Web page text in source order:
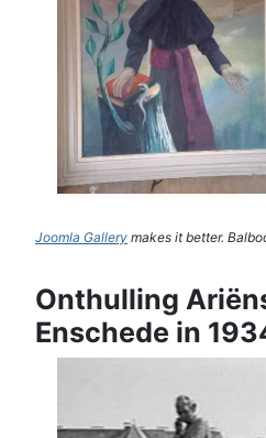
Joomla Gallery makes it better.
Onthulling
Enschede in